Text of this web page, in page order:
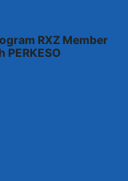
RXZ Member
PERKESO